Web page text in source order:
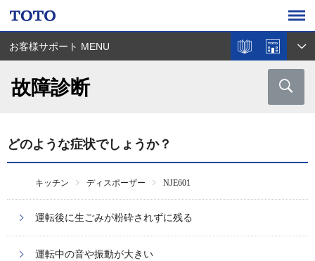
お客様サポート MENU
故障診断
どのような症状でしょうか？
キッチン ディスポーザー NJE601
運転後に生ごみが粉砕されずに残る
運転中の音や振動が大きい